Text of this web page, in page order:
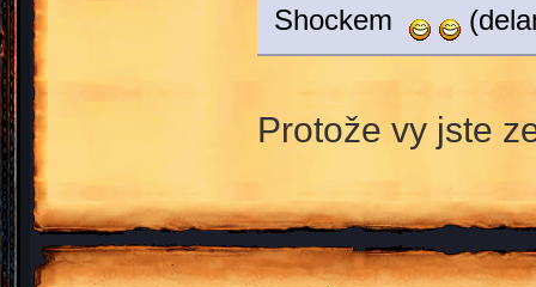
Shockem
Protože vy jste